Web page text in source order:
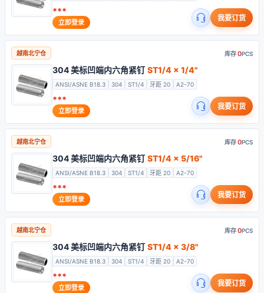
***
立即登录 我要订货
越南北宁仓 库存0PCS
304 美标凹端内六角紧钉 ST1/4 x 1/4"
ANSI/ASNE B18.3 304 ST1/4 牙距 20 A2-70
***
立即登录 我要订货
越南北宁仓 库存0PCS
304 美标凹端内六角紧钉 ST1/4 x 5/16"
ANSI/ASNE B18.3 304 ST1/4 牙距 20 A2-70
***
立即登录 我要订货
越南北宁仓 库存0PCS
304 美标凹端内六角紧钉 ST1/4 x 3/8"
ANSI/ASNE B18.3 304 ST1/4 牙距 20 A2-70
***
立即登录 我要订货